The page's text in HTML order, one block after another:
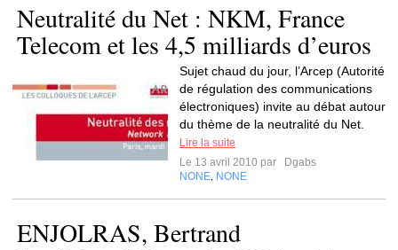
Neutralité du Net : NKM, France
Telecom et les 4,5 milliards d’euros
Sujet chaud du jour, l’Arcep (Autorité
de régulation des communications
électroniques) invite au débat autour
du thème de la neutralité du Net.
Lire la suite
Le 13 avril 2010 par
Dgabs
NONE NONE
ENJOLRAS, Bertrand